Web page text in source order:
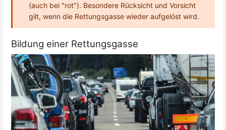
(auch bei "rot"). Besondere Rücksicht und Vorsicht
gilt, wenn die Rettungsgasse wieder aufgelöst wird.
Bildung einer Rettungsgasse